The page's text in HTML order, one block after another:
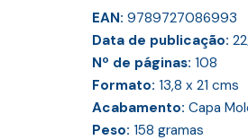
EAN: 9789727086993
Data de publicação:
Nº de páginas: 108
Formato: 13,8 x 21 cms
Acabamento: Capa
Peso: 158 gramas